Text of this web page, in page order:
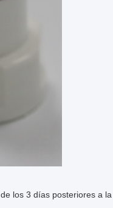
los 3 días posteriores a